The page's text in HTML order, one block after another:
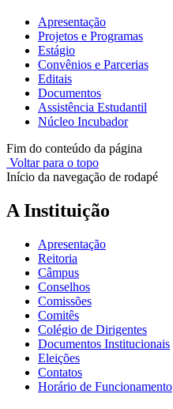
Apresentação
Projetos e Programas
Estágio
Convênios e Parcerias
Editais
Documentos
Assistência Estudantil
Núcleo Incubador
Fim do conteúdo da página
Voltar para o topo
Início da navegação de rodapé
A Instituição
Apresentação
Reitoria
Câmpus
Conselhos
Comissões
Comitês
Colégio de Dirigentes
Documentos Institucionais
Eleições
Contatos
Horário de Funcionamento